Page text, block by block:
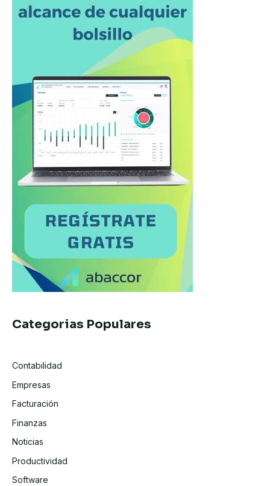
Categorias Populares
Contabilidad
Empresas
Facturación
Finanzas
Noticias
Productividad
Software